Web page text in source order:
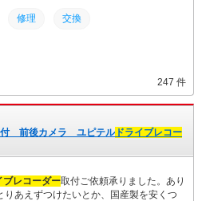
修理 交換
247 件
前後カメラ ユピテル ドライブレコー
ブレコーダー取付ご依頼承りました。あり
りあえずつけたいとか、国産製を安くつ